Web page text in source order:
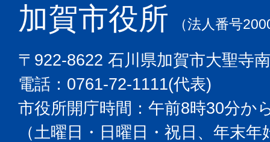
加賀市役所 （法人番号
〒922-8622 石川県加賀市大聖寺
電話：0761-72-1111(代表)
市役所開庁時間：午前8時30分か
（土曜日・日曜日・祝日、年末